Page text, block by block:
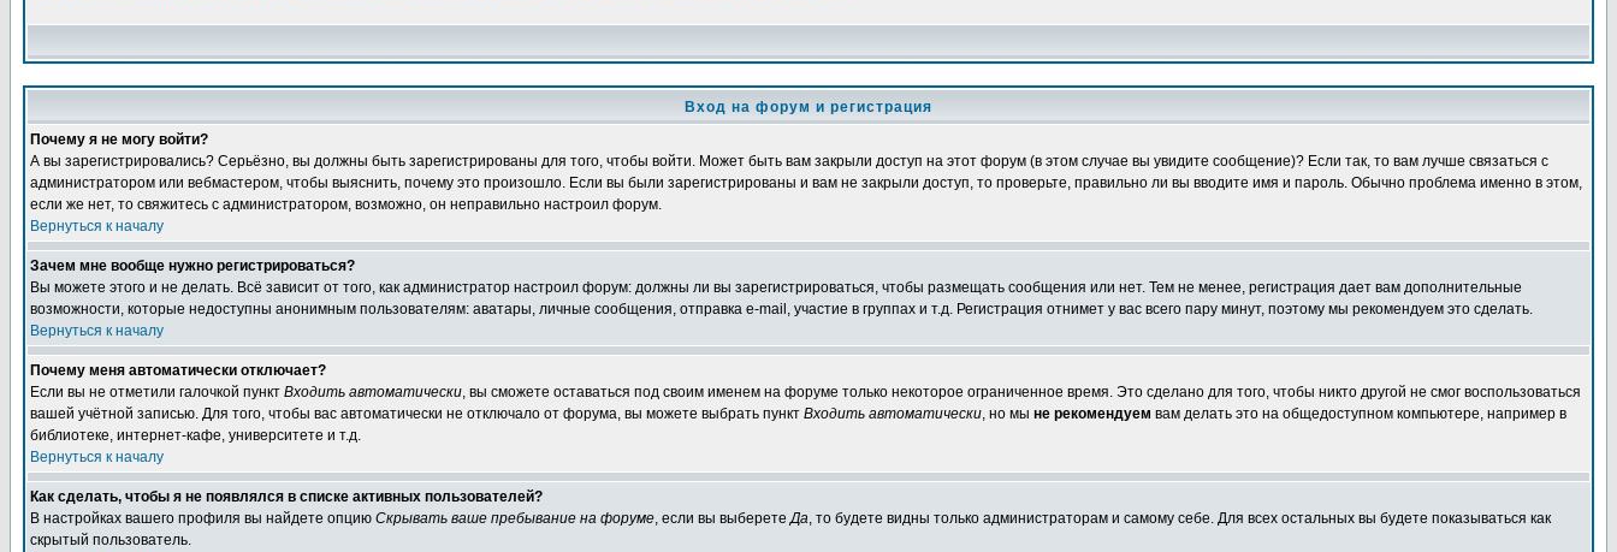
Вход на форум и регистрация
Почему я не могу войти?
А вы зарегистрировались? Серьёзно, вы должны быть зарегистрированы для того, чтобы войти. Может быть вам закрыли доступ на этот форум (в этом случае вы увидите сообщение)? Если так, то вам лучше связаться с
администратором или вебмастером, чтобы выяснить, почему это произошло. Если вы были зарегистрированы и вам не закрыли доступ, то проверьте, правильно ли вы вводите имя и пароль. Обычно проблема именно в этом,
если же нет, то свяжитесь с администратором, возможно, он неправильно настроил форум.
Вернуться к началу
Зачем мне вообще нужно регистрироваться?
Вы можете этого и не делать. Всё зависит от того, как администратор настроил форум: должны ли вы зарегистрироваться, чтобы размещать сообщения или нет. Тем не менее, регистрация дает вам дополнительные
возможности, которые недоступны анонимным пользователям: аватары, личные сообщения, отправка e-mail, участие в группах и т.д. Регистрация отнимет у вас всего пару минут, поэтому мы рекомендуем это сделать.
Вернуться к началу
Почему меня автоматически отключает?
Если вы не отметили галочкой пункт Входить автоматически, вы сможете оставаться под своим именем на форуме только некоторое ограниченное время. Это сделано для того, чтобы никто другой не смог воспользоваться
вашей учётной записью. Для того, чтобы вас автоматически не отключало от форума, вы можете выбрать пункт Входить автоматически, но мы не рекомендуем вам делать это на общедоступном компьютере, например в
библиотеке, интернет-кафе, университете и т.д.
Вернуться к началу
Как сделать, чтобы я не появлялся в списке активных пользователей?
В настройках вашего профиля вы найдете опцию Скрывать ваше пребывание на форуме, если вы выберетеДа, то будете видны только администраторам и самому себе. Для всех остальных вы будете показываться как
скрытый пользователь.